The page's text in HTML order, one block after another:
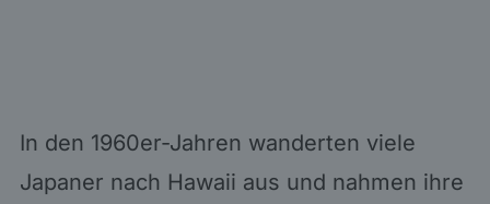
In den 1960er-Jahren wanderten viele
Japaner nach Hawaii aus und nahmen ihre